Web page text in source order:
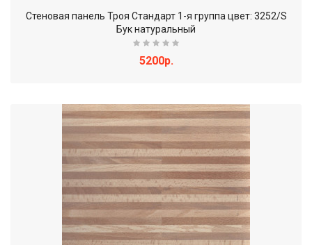
Стеновая панель Троя Стандарт 1-я группа цвет: 3252/S
Бук натуральный
5200р.